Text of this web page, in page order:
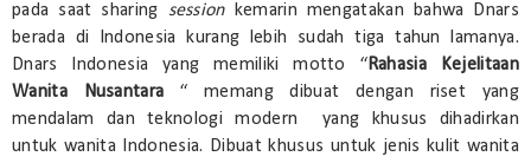
pada saat sharing sessionkemarin mengatakan bahwa Dnars
berada di Indonesia kurang lebih sudah tiga tahun lamanya.
Dnars Indonesia yang memiliki motto “Rahasia Kejelitaan
Wanita Nusantara “ memang dibuat dengan riset yang
mendalam dan teknologi modern yang khusus dihadirkan
untuk wanita Indonesia. Dibuat khusus untuk jenis kulit wanita